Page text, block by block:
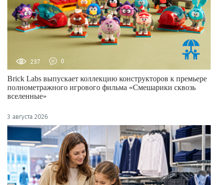
237 0
Brick Labs выпускает коллекцию конструкторов к премьере
полнометражного игрового фильма «Смешарики сквозь
вселенные»
3 августа 2026